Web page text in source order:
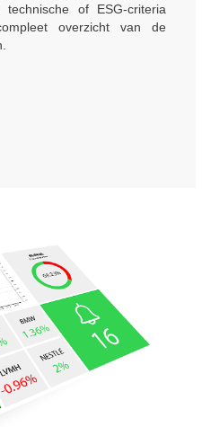
technische of ESG-criteria
overzicht van de